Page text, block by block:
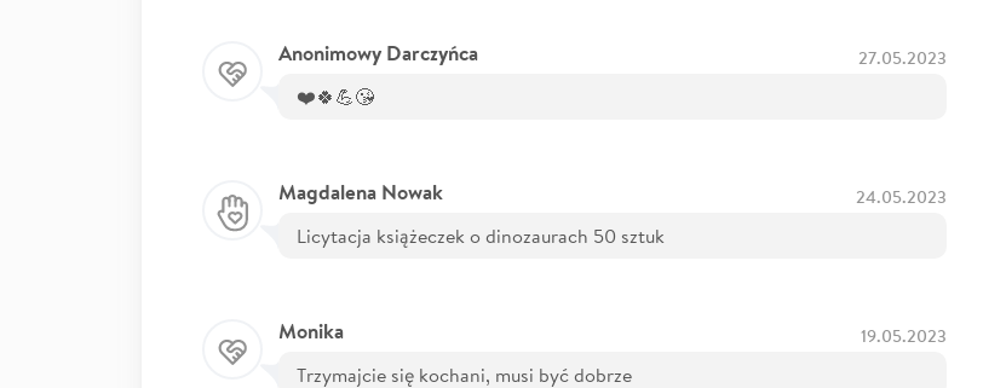
Anonimowy Darczyńca 27.05.2023
❤️🍀💪😘
Magdalena Nowak 24.05.2023
Licytacja książeczek o dinozaurach 50 sztuk
Monika 19.05.2023
Trzymajcie się kochani, musi być dobrze